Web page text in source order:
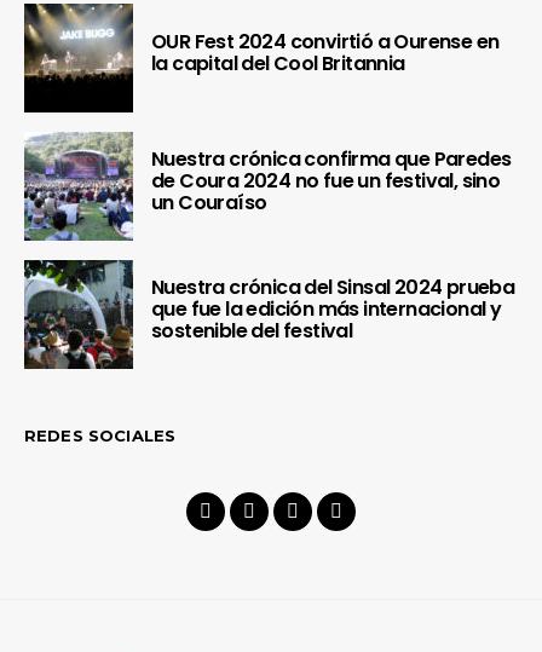
OUR Fest 2024 convirtió a Ourense en
la capital del Cool Britannia
Nuestra crónica confirma que Paredes
de Coura 2024 no fue un festival, sino
un Couraíso
Nuestra crónica del Sinsal 2024 prueba
que fue la edición más internacional y
sostenible del festival
REDES SOCIALES